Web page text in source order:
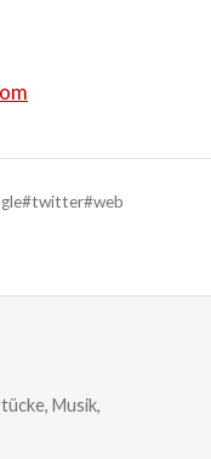
#twitter#web
Musik,